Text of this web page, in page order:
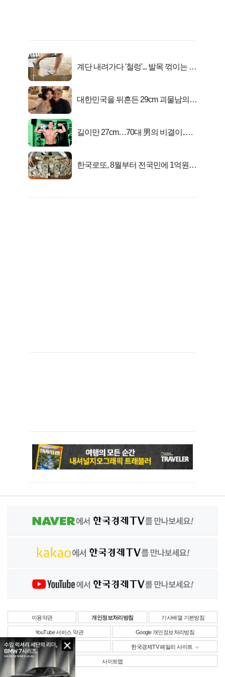
계단 내려가다 '철렁'... 발목 꺾이는 이
대한민국을 뒤흔든 29cm 괴물남의
길이만 27cm…70대 男의 비결이..충
한국로또, 8월부터 전국민에 1억원씩
이용약관 개인정보처리방침 기사배열 기본방침
YouTube 서비스 약관 Google 개인정보처리방침
사업자정보 한국경제TV 패밀리 사이트
사이트맵